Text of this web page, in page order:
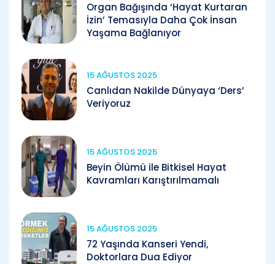
Organ Bağışında ‘Hayat Kurtaran
İzin’ Temasıyla Daha Çok İnsan
Yaşama Bağlanıyor
15 AĞUSTOS 2025
Canlıdan Nakilde Dünyaya ‘Ders’
Veriyoruz
15 AĞUSTOS 2025
Beyin Ölümü ile Bitkisel Hayat
Kavramları Karıştırılmamalı
15 AĞUSTOS 2025
72 Yaşında Kanseri Yendi,
Doktorlara Dua Ediyor